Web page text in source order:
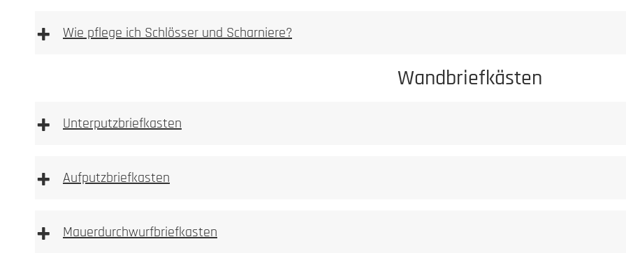
+ Wie pflege ich Schlösser und Scharniere?
Wandbriefkästen
+ Unterputzbriefkasten
+ Aufputzbriefkasten
+ Mauerdurchwurfbriefkasten